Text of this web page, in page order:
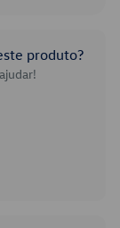
produto?